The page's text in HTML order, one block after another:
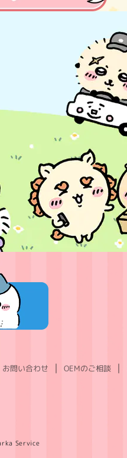
お問い合わせ OEMのご相談
Service